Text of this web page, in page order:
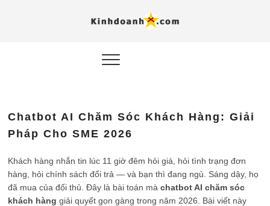
AI
Chatbot AI Chăm Sóc Khách Hàng: Giải
Pháp Cho SME 2026
Khách hàng nhắn tin lúc 11 giờ đêm hỏi giá, hỏi tình trạng đơn
hàng, hỏi chính sách đổi trả — và bạn thì đang ngủ. Sáng dậy, họ
đã mua của đối thủ. Đây là bài toán màchatbot AI chăm sóc
khách hàng giải quyết gọn gàng trong năm 2026. Bài viết này